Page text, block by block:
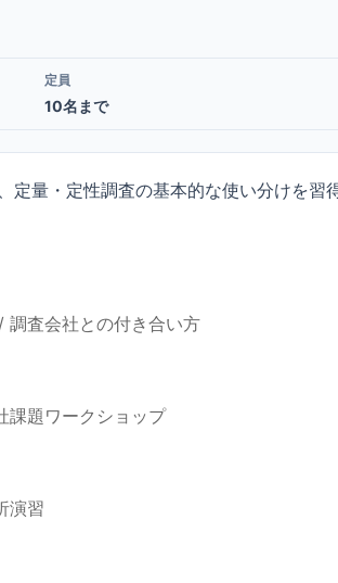
定員
10名まで
定量・定性調査の基本的な使い分けを
査会社との付き合い方
課題ワークショップ
演習